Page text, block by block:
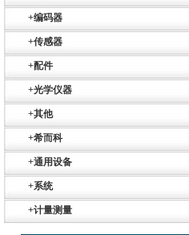
+编码器
+传感器
+配件
+光学仪器
+其他
+希而科
+通用设备
+系统
+计量测量
5BA00-0AA0